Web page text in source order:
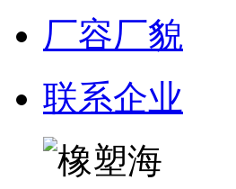
厂容厂貌
联系企业